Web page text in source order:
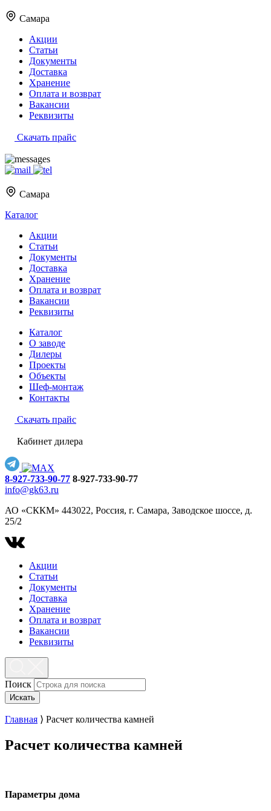
Самара
Акции
Статьи
Документы
Доставка
Хранение
Оплата и возврат
Вакансии
Реквизиты
Скачать прайс
Самара
Каталог
Акции
Статьи
Документы
Доставка
Хранение
Оплата и возврат
Вакансии
Реквизиты
Каталог
О заводе
Дилеры
Проекты
Объекты
Шеф-монтаж
Контакты
Скачать прайс
Кабинет дилера
8-927-733-90-77 8-927-733-90-77
info@gk63.ru
АО «СККМ» 443022, Россия, г. Самара, Заводское шоссе, д.
25/2
Акции
Статьи
Документы
Доставка
Хранение
Оплата и возврат
Вакансии
Реквизиты
Поиск
Искать
Главная ⟩ Расчет количества камней
Расчет количества камней
Параметры дома